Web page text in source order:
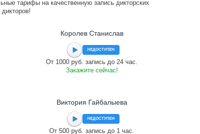
тарифы на качественную запись дикторских
Королев Станислав
НЕДОСТУПЕН
От 1000 руб. запись до 24 час.
Закажите сейчас!
Виктория Гайбалыева
НЕДОСТУПЕН
От 500 руб. запись до 1 час.